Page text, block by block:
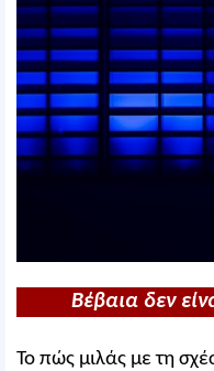
Βέβαια δεν
To πώς μιλάς με τη